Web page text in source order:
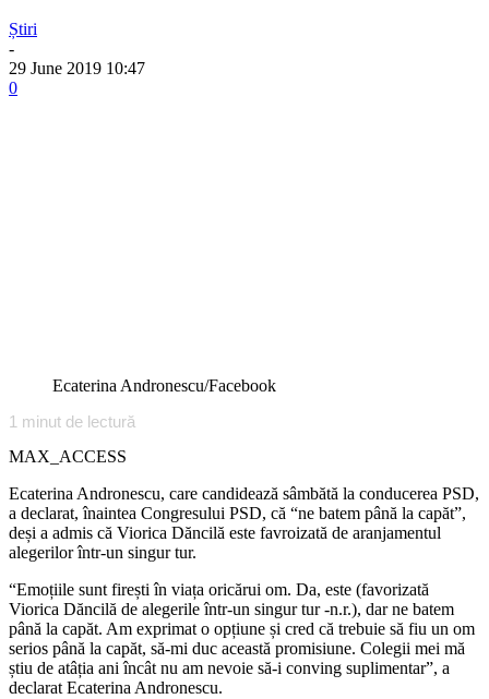
Știri
-
29 June 2019 10:47
0
Ecaterina Andronescu/Facebook
1 minut de lectură
MAX_ACCESS
Ecaterina Andronescu, care candidează sâmbătă la conducerea PSD,
a declarat, înaintea Congresului PSD, că “ne batem până la capăt”,
deși a admis că Viorica Dăncilă este favroizată de aranjamentul
alegerilor într-un singur tur.
“Emoțiile sunt firești în viața oricărui om. Da, este (favorizată
Viorica Dăncilă de alegerile într-un singur tur -n.r.), dar ne batem
până la capăt. Am exprimat o opțiune și cred că trebuie să fiu un om
serios până la capăt, să-mi duc această promisiune. Colegii mei mă
știu de atâția ani încât nu am nevoie să-i conving suplimentar”, a
declarat Ecaterina Andronescu.